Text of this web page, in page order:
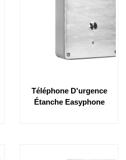
Téléphone D'urgence
Étanche Easyphone